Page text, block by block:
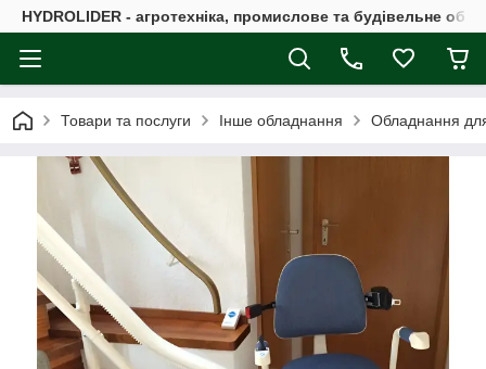
HYDROLIDER - агротехніка, промислове та будівельне
Товари та послуги Інше обладнання Обладнання